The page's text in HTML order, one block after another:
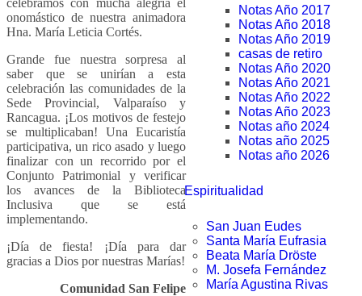
Notas Año 2017
Notas Año 2018
Notas Año 2019
casas de retiro
Notas Año 2020
Notas Año 2021
Notas Año 2022
Notas Año 2023
Notas año 2024
Notas año 2025
Notas año 2026
Espiritualidad
San Juan Eudes
Santa María Eufrasia
Beata María Dröste
M. Josefa Fernández
María Agustina Rivas
onomástico de nuestra animadora
Hna. María Leticia Cortés.
Grande fue nuestra sorpresa al
saber que se unirían a esta
celebración las comunidades de la
Sede Provincial, Valparaíso y
Rancagua. ¡Los motivos de festejo
se multiplicaban! Una Eucaristía
participativa, un rico asado y luego
finalizar con un recorrido por el
Conjunto Patrimonial y verificar
los avances de la Biblioteca
Inclusiva que se está
implementando.
¡Día de fiesta! ¡Día para dar
gracias a Dios por nuestras Marías!
Comunidad San Felipe